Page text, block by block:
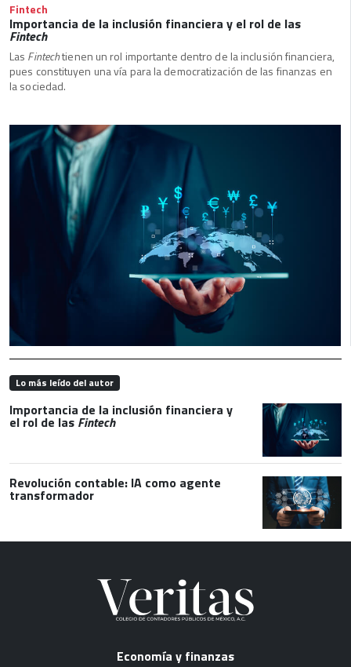
Fintech
Importancia de la inclusión financiera y el rol de las
Fintech
Las Fintechtienen un rol importante dentro de la inclusión financiera,
pues constituyen una vía para la democratización de las finanzas en
la sociedad.
Lo más leído del autor
Importancia de la inclusión financiera y
el rol de las Fintech
Revolución contable: IA como agente
transformador
Economía y finanzas